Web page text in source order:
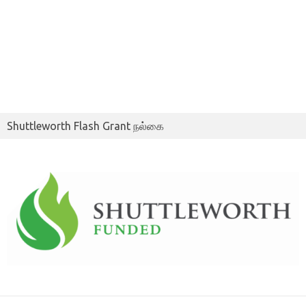
Shuttleworth Flash Grant நல்கை